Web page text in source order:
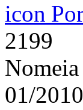
2199
01/